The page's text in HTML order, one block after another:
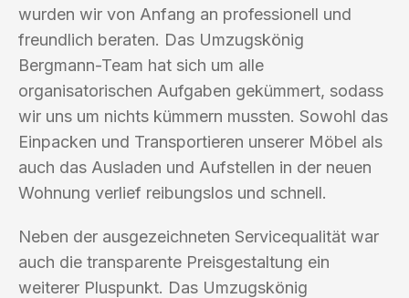
wurden wir von Anfang an professionell und
freundlich beraten. Das Umzugskönig
Bergmann-Team hat sich um alle
organisatorischen Aufgaben gekümmert, sodass
wir uns um nichts kümmern mussten. Sowohl das
Einpacken und Transportieren unserer Möbel als
auch das Ausladen und Aufstellen in der neuen
Wohnung verlief reibungslos und schnell.
Neben der ausgezeichneten Servicequalität war
auch die transparente Preisgestaltung ein
weiterer Pluspunkt. Das Umzugskönig